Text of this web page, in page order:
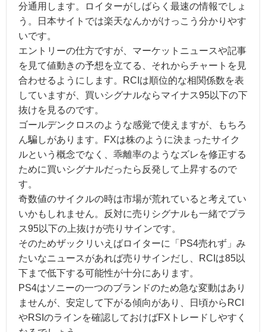
分通用します。ロイターがしばらく最速の情報でしょ
う。日本サイトでは楽天なんかがけっこう分かりやす
いです。
エントリーの仕方ですが、マーケットニュースや記事
を見て値動きの予想を立てる、それからチャートを見
合わせるようにします。RCIは順位的な相関係数を表
していますが、買いシグナルならマイナス95以下の下
抜けを見るのです。
ゴールデンクロスのような感覚で使えますが、もちろ
ん騙しがあります。FXは株のように決まったサイク
ルという概念でなく、乖離率のようなズレを修正する
ために買いシグナルだったら反発して上昇するので
す。
奇数値のサイクルの時は市場が荒れていると考えてい
いかもしれません。反対に売りシグナルも一緒でプラ
ス95以下の上抜けが売りサインです。
そのためザックリいえばロイターに「PS4売れず」み
たいなニュースがあれば売りサインだし、RCIは85以
下まで低下する可能性が十分にあります。
PS4はソニーの一つのブランドのため急な変動はあり
ませんが、安定して下がる傾向があり、日頃からRCI
やRSIのラインを確認しておけばFXトレードしやすく